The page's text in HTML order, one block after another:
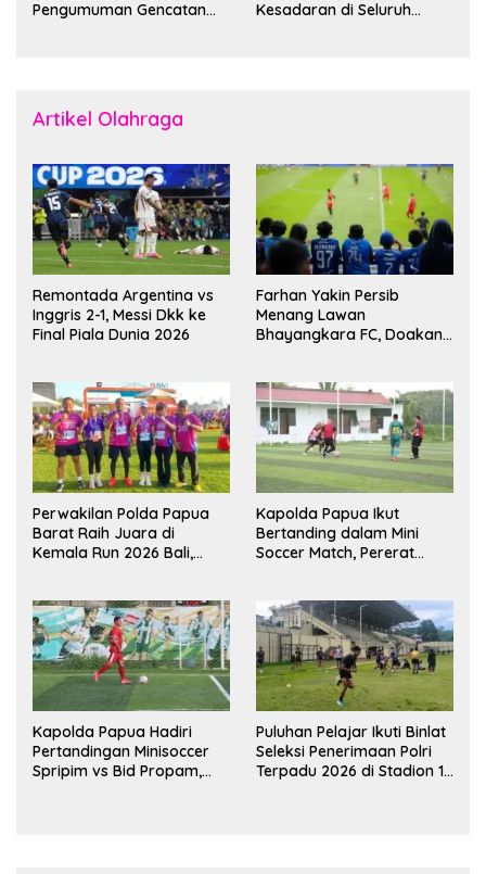
Pengumuman Gencatan
Kesadaran di Seluruh
Artikel Olahraga
Remontada Argentina vs
Inggris 2-1, Messi Dkk ke
Final Piala Dunia 2026
Farhan Yakin Persib
Menang Lawan
Bhayangkara FC, Doakan
Perwakilan Polda Papua
Barat Raih Juara di
Kemala Run 2026 Bali,
Kapolda Papua Ikut
Bertanding dalam Mini
Soccer Match, Pererat
Kapolda Papua Hadiri
Pertandingan Minisoccer
Spripim vs Bid Propam,
Puluhan Pelajar Ikuti Binlat
Seleksi Penerimaan Polri
Terpadu 2026 di Stadion 16